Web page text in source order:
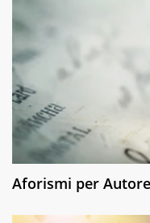
Aforismi per Autore